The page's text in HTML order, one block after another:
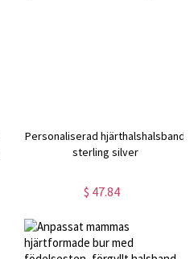
Personaliserad hjärthalshalsband
sterling silver
$ 47.84